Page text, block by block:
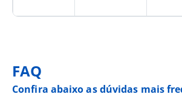
FAQ
Confira abaixo as dúvidas mais